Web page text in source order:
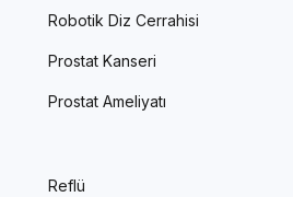
Robotik Diz Cerrahisi
Prostat Kanseri
Prostat Ameliyatı
Reflü